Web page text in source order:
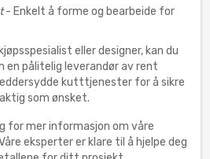
- Enkelt å forme og bearbeide for
eller designer, kan du
en pålitelig leverandør av rent
kutttjenester for å sikre
som ønsket.
for mer informasjon om våre
eksperter er klare til å hjelpe deg